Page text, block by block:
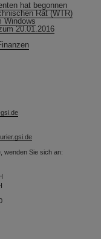
hat begonnen
Rat (WTR)
Windows
20.01.2016
wenden Sie sich an: